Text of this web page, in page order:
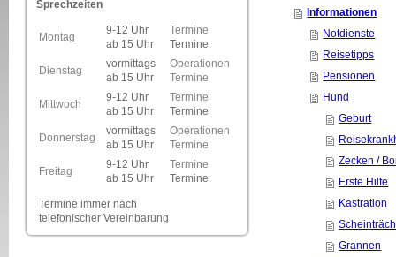
Sprechzeiten
Montag
9-12 Uhr
ab 15 Uhr
Termine
Termine
Dienstag
vormittags
ab 15 Uhr
Operationen
Termine
Mittwoch
9-12 Uhr
ab 15 Uhr
Termine
Termine
Donnerstag
vormittags
ab 15 Uhr
Operationen
Termine
Freitag
9-12 Uhr
ab 15 Uhr
Termine
Termine
Termine immer nach
telefonischer Vereinbarung
Informationen
Notdienste
Reisetipps
Pensionen
Hund
Geburt
Zecken /
Erste Hilfe
Kastration
Grannen